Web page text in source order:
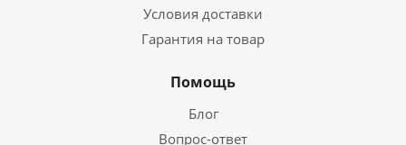
Условия доставки
Гарантия на товар
Помощь
Блог
Вопрос-ответ